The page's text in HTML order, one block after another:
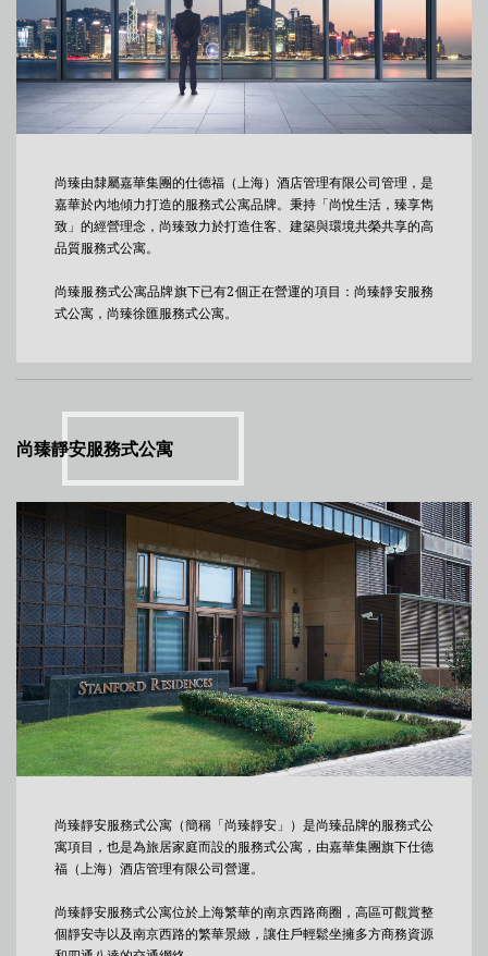
尚臻由隸屬嘉華集團的仕德福（上海）酒店管理有限公司管理，是
嘉華於內地傾力打造的服務式公寓品牌。秉持「尚悅生活，臻享雋
致」的經營理念，尚臻致力於打造住客、建築與環境共榮共享的高
品質服務式公寓。
尚臻服務式公寓品牌旗下已有2個正在營運的項目：尚臻靜安服務
式公寓，尚臻徐匯服務式公寓。
尚臻靜安服務式公寓
尚臻靜安服務式公寓（簡稱「尚臻靜安」）是尚臻品牌的服務式公
寓項目，也是為旅居家庭而設的服務式公寓，由嘉華集團旗下仕德
福（上海）酒店管理有限公司營運。
尚臻靜安服務式公寓位於上海繁華的南京西路商圈，高區可觀賞整
個靜安寺以及南京西路的繁華景緻，讓住戶輕鬆坐擁多方商務資源